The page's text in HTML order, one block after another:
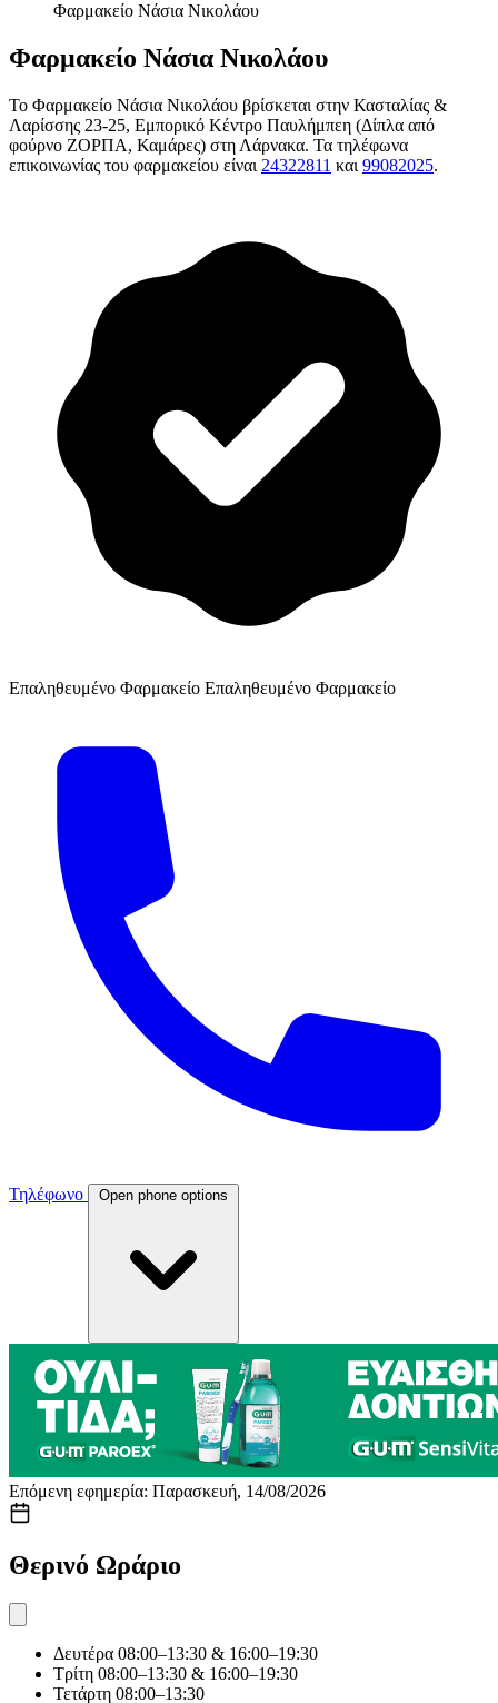
Φαρμακείο Νάσια Νικολάου
Φαρμακείο Νάσια Νικολάου
Το Φαρμακείο Νάσια Νικολάου βρίσκεται στην Κασταλίας &
Λαρίσσης 23-25, Εμπορικό Κέντρο Παυλήμπεη (Δίπλα από
φούρνο ΖΟΡΠΑ, Καμάρες) στη Λάρνακα. Τα τηλέφωνα
επικοινωνίας του φαρμακείου είναι 24322811 και 99082025.
Επαληθευμένο Φαρμακείο Επαληθευμένο Φαρμακείο
Τηλέφωνο Open phone options
Επόμενη εφημερία: Παρασκευή, 14/08/2026
Θερινό Ωράριο
Δευτέρα 08:00–13:30 & 16:00–19:30
Τρίτη 08:00–13:30 & 16:00–19:30
Τετάρτη 08:00–13:30